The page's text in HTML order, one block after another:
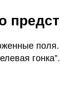
гонка”.